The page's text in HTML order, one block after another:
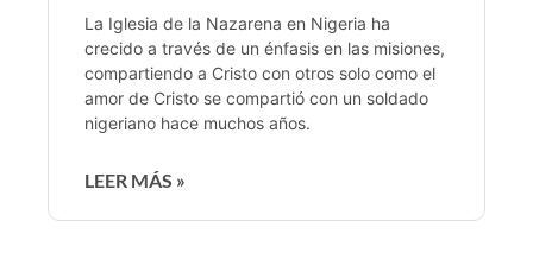
La Iglesia de la Nazarena en Nigeria ha
crecido a través de un énfasis en las misiones,
compartiendo a Cristo con otros solo como el
amor de Cristo se compartió con un soldado
nigeriano hace muchos años.
LEER MÁS »